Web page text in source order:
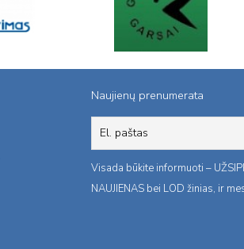
Naujienų prenumerata
Visada būkite informuoti –
NAUJIENAS bei LOD žinias, ir